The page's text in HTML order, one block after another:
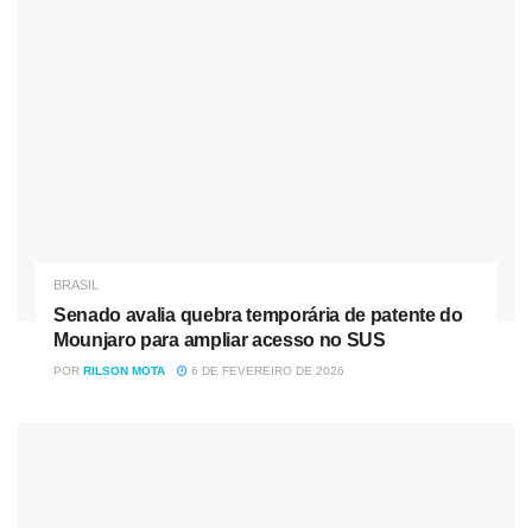
BRASIL
Senado avalia quebra temporária de patente do
Mounjaro para ampliar acesso no SUS
POR RILSON MOTA 6 DE FEVEREIRO DE 2026